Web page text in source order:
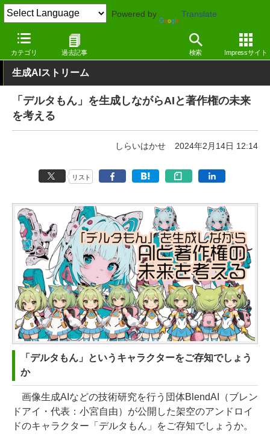
Powered by Translate
カテゴリ 過去記事 検索 Impressサイト
窓の杜 ジェネレーティブAI
生成AIストリーム
「デルタもん」を生成しながらAIと著作権の未来
を考える
しらいはかせ 2024年2月14日 12:14
リスト
「デルタもん」というキャラクターをご存知でしょう
か
画像生成AIなどの技術研究を行う団体BlendAI（ブレン
ドアイ・代表：小宮自由）が公開した架空のアンドロイ
ドのキャラクター「デルタもん」をご存知でしょうか。